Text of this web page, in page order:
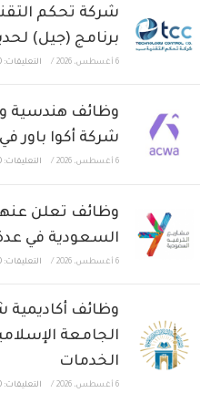
شركة تحكم
برنامج (جيل)
6 أغسطس، 2026 / التعليقات: 0
وظائف هندسية
شركة أكوا باور
6 أغسطس، 2026 / التعليقات: 0
وظائف تعلن
السعودية في
6 أغسطس، 2026 / التعليقات: 0
وظائف أكاديمية
الجامعة
الخدمات
6 أغسطس، 2026 / التعليقات: 0